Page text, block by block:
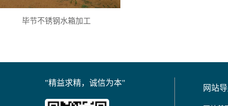
毕节不锈钢水箱加工
"精益求精，诚信为本"
网站